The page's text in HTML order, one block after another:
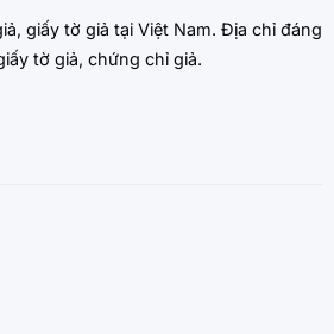
giấy tờ giả tại Việt Nam. Địa chỉ đáng
tờ giả, chứng chỉ giả.